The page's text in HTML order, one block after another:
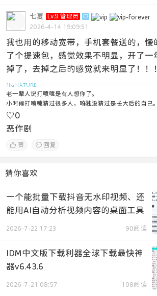
七夏 Lv.9 管理员 
2026-4-14 19:09:51
我也用的移动宽带，手机套餐送的，慢
了个提速包，感觉效果不明显，开了一
掉了，去掉之后的感觉就来明显了！！！
老一辈人说打喷嚏是有人想你了。
小时候打喷嚏猜过很多人，唯独没猜过是长大后的自己。
♡0
恶作剧
 赞  回复
猜你喜欢
一个能批量下载抖音无水印视频、还
能用AI自动分析视频内容的桌面工具
90阅读
2026-7-22 17:23
IDM中文版下载利器全球下载最快神
器v6.43.6
108阅读
2026-7-21 08:57